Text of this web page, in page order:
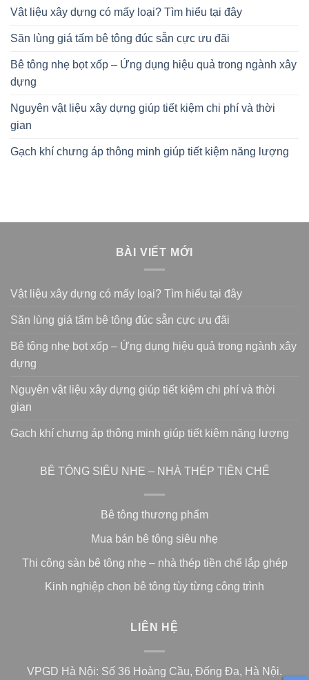
Vật liệu xây dựng có mấy loại? Tìm hiểu tại đây
Săn lùng giá tấm bê tông đúc sẵn cực ưu đãi
Bê tông nhẹ bọt xốp – Ứng dụng hiệu quả trong ngành xây
dựng
Nguyên vật liệu xây dựng giúp tiết kiệm chi phí và thời
gian
Gạch khí chưng áp thông minh giúp tiết kiệm năng lượng
BÀI VIẾT MỚI
Vật liệu xây dựng có mấy loại? Tìm hiểu tại đây
Săn lùng giá tấm bê tông đúc sẵn cực ưu đãi
Bê tông nhẹ bọt xốp – Ứng dụng hiệu quả trong ngành xây
dựng
Nguyên vật liệu xây dựng giúp tiết kiệm chi phí và thời
gian
Gạch khí chưng áp thông minh giúp tiết kiệm năng lượng
BÊ TÔNG SIÊU NHẸ – NHÀ THÉP TIỀN CHẾ
Bê tông thương phẩm
Mua bán bê tông siêu nhẹ
Thi công sàn bê tông nhẹ – nhà thép tiền chế lắp ghép
Kinh nghiệp chọn bê tông tùy từng công trình
LIÊN HỆ
VPGD Hà Nội: Số 36 Hoàng Cầu, Đống Đa, Hà Nội.